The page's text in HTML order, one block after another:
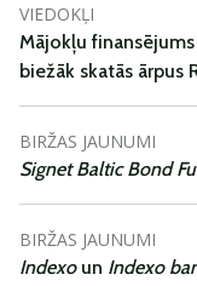
VIEDOKĻI
Mājokļu
biežāk skatās ārpus
BIRŽAS JAUNUMI
Signet Baltic Bond
BIRŽAS JAUNUMI
Indexoun Indexo